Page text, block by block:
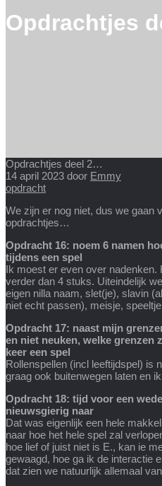
Opdrachtjes
Opdrachtjes deel 2…
14 april 2023 door Emmy
opdracht
We zijn er nog niet, dus we gaan
opdrachtjes…
Opdracht 16: noem 6 namen
tijdens een spel
Ik moest er even over nadenken.
verder dan 4 stuks. Uiteindelijk
eigen nilla naam, slet(je), slavin
niet echt passen), meisje,
Opdracht 17: naast mijn
en niet neuken, welke grenzen
keer een spel
Rollenspellen (incl leeftijdspel) is
graag ook buitenwegen laten en
Opdracht 18: tijd voor een
nieuwsgierig naar
Dat was eigenlijk een hele
naar hoe het hele spel zal
hoe lief of juist niet is E., kan ie
gewaagd, hoe ga ik de interactie
dat zien we natuurlijk allemaal